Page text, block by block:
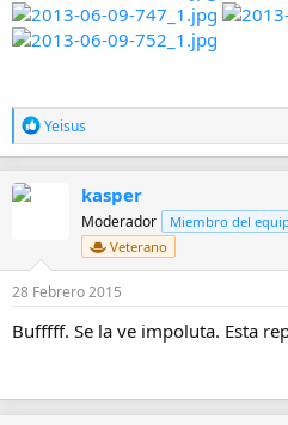
R
e
a
e
s
Yeisus
kasper
Moderador Miembro del
Veterano
28 Febrero 2015
Bufffff. Se la ve impoluta. Esta